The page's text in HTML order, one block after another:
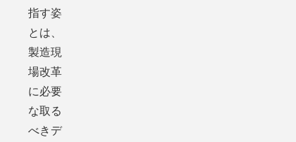
指す姿
とは、
製造現
場改革
に必要
な取る
べきデ